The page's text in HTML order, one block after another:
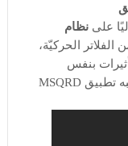
على نظام
الحركيّة،
بنفس
الوقت، إليك مقطع فيديو يوضّح لك ما جلبه تطبيق MSQRD